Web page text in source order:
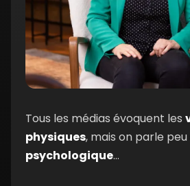
14. Comment se libérer
passé ?
15. Comment se libérer
de l’enfance ?
16. Comment surmonter
dans une relation
sans nourrir la haine ni
Tous les médias évoquent les
physiques, mais on parle
psychologique…